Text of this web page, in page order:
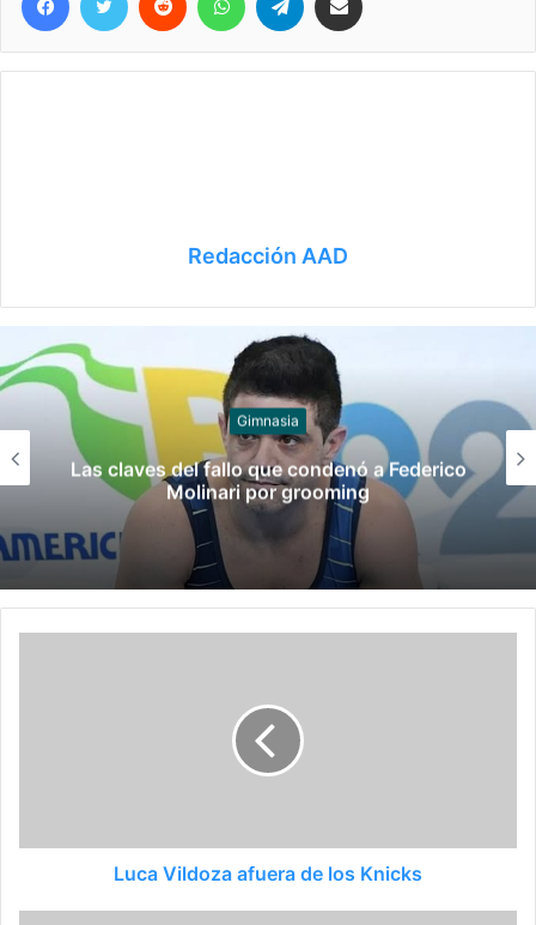
Redacción AAD
Juegos
Late el Sur: la canción de los
Suramericanos compuesta por
Luca Vildoza afuera de los Knicks